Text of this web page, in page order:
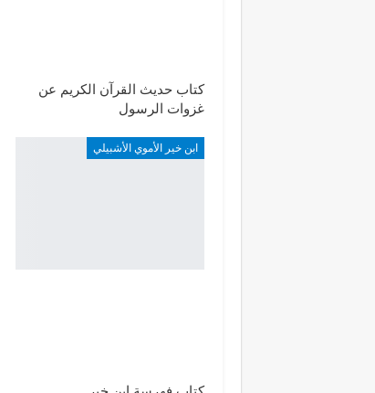
كتاب حديث القرآن الكريم عن
غزوات الرسول
ابن خير الأموي الأشبيلي